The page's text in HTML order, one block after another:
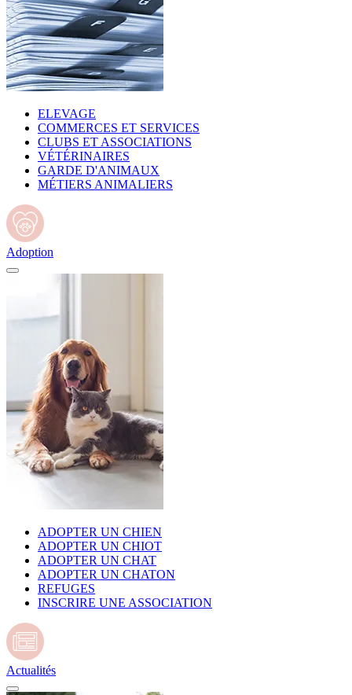
ELEVAGE
COMMERCES ET SERVICES
CLUBS ET ASSOCIATIONS
VÉTÉRINAIRES
GARDE D'ANIMAUX
MÉTIERS ANIMALIERS
Adoption
ADOPTER UN CHIEN
ADOPTER UN CHIOT
ADOPTER UN CHAT
ADOPTER UN CHATON
REFUGES
INSCRIRE UNE ASSOCIATION
Actualités